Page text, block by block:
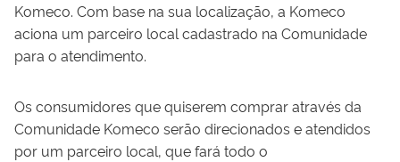
Komeco. Com base na sua localização, a Komeco
aciona um parceiro local cadastrado na Comunidade
para o atendimento.
Os consumidores que quiserem comprar através da
Comunidade Komeco serão direcionados e atendidos
por um parceiro local, que fará todo o